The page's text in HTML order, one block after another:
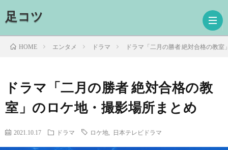
足コツ
HOME エンタメ ドラマ ドラマ「二月の勝者 絶対合格の教
ドラマ「二月の勝者 絶対合格の教
室」のロケ地・撮影場所まとめ
2021.10.17 ドラマ ロケ地 日本テレビドラマ